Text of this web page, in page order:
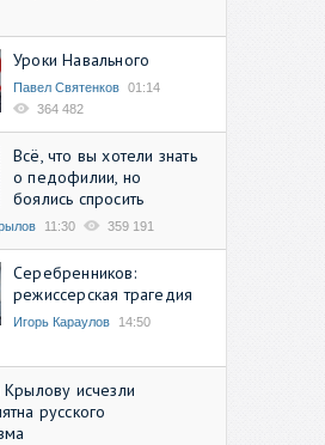
Уроки Навального
Павел Святенков 01:14
364 482
Всё, что вы хотели знать
о педофилии, но
боялись спросить
11:30 359 191
Серебренников:
режиссерская трагедия
Игорь Караулов
14:50
исчезли
русского